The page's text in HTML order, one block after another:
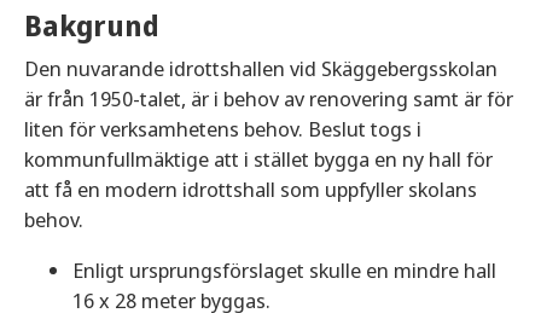
Bakgrund
Den nuvarande idrottshallen vid Skäggebergsskolan
är från 1950-talet, är i behov av renovering samt är för
liten för verksamhetens behov. Beslut togs i
kommunfullmäktige att i stället bygga en ny hall för
att få en modern idrottshall som uppfyller skolans
behov.
Enligt ursprungsförslaget skulle en mindre hall
16 x 28 meter byggas.